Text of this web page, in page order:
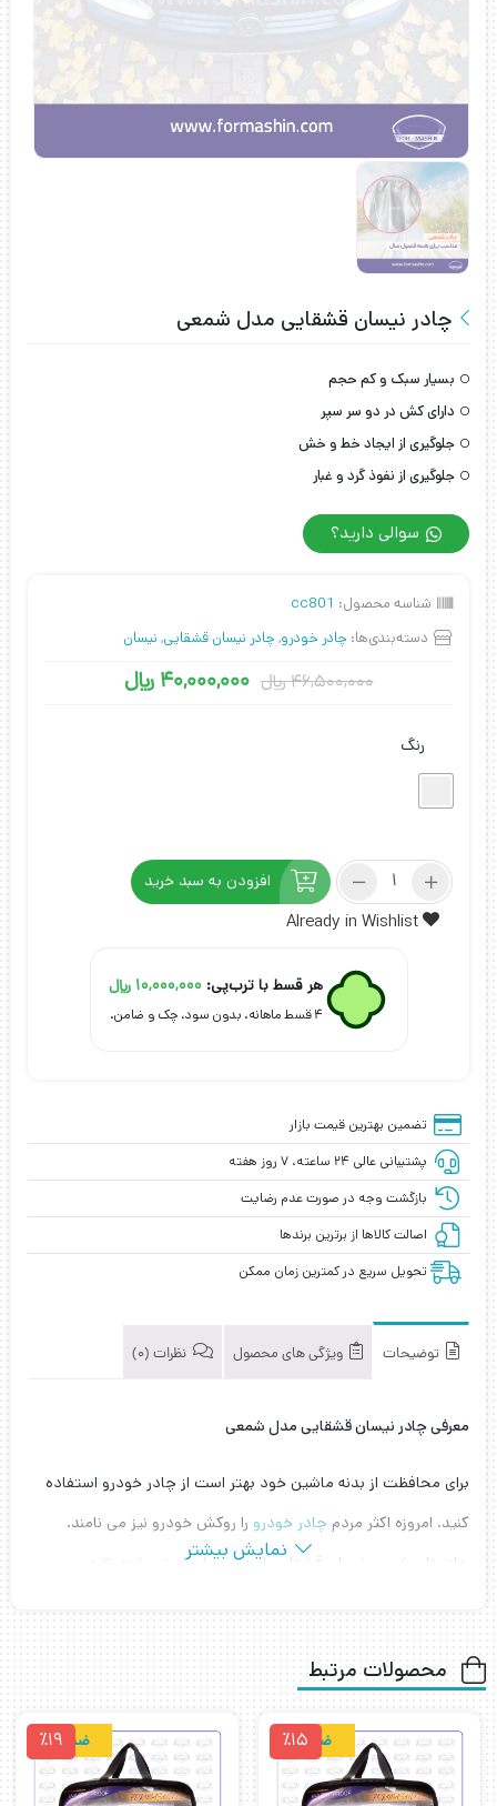
چادر نیسان قشقایی مدل شمعی
بسیار سبک و کم حجم
دارای کش در دو سر سپر
جلوگیری از ایجاد خط و خش
جلوگیری از نفوذ گرد و غبار
سوالی دارید؟
شناسه محصول: cc801
دسته‌بندی‌ها: چادر خودرو, چادر نیسان قشقایی, نیسان
46,500,000﷼ 40,000,000 ﷼
رنگ
چادر
قشقایی
افزودن به سبد خرید
Already in Wishlist
هر قسط با ترب‌پی:10,000,000 ﷼
۴ قسط ماهانه. بدون سود، چک و ضامن.
تضمین بهترین قیمت بازار
پشتیبانی عالی ۲۴ ساعته، ۷ روز هفته
بازگشت وجه در صورت عدم رضایت
اصالت کالاها از برترین برندها
تحویل سریع در کمترین زمان ممکن
توضیحات ویژگی های محصول نظرات (0)
معرفی چادر نیسان قشقایی مدل شمعی
برای محافظت از بدنه ماشین خود بهتر است از چادر خودرو استفاده
کنید. امروزه اکثر مردم چادر خودرو را روکش خودرو نیز می نامند.
چادرهای شمعی نیسان قشقایی از جنس پلی استر پشت نقره می
قشقایی بسیار کم حجم با وزن کم است و برای افرادی که با وزن
چادرهای خودرو مشکل دارند و جای کمی در صندوق ماشین برای
نگهداری چادر ماشین دارند بسیار مناسب است. چادر نیسان قشقایی
نمایش بیشتر
محصولات مرتبط
ضدآب
٪15 ضدآب٪19